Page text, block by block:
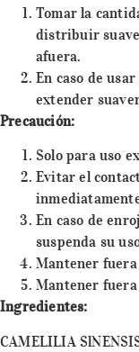
Tomar la
distribuir
afuera.
En caso de
extender
Precaución:
Solo para uso
Evitar el
En caso de
suspenda su
Mantener fuera
Mantener
Ingredientes:
CAMELILIA